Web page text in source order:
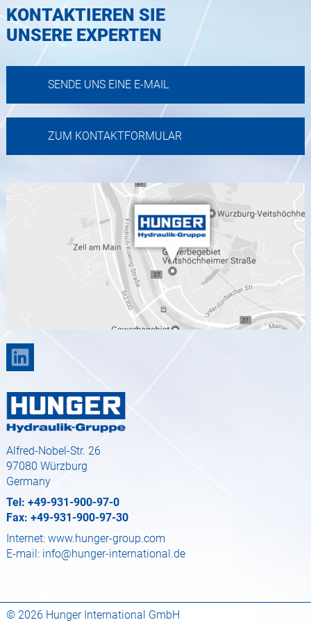
Alfred-Nobel-Str. 26
97080 Würzburg
Germany
Tel: +49-931-900-97-0
Fax: +49-931-900-97-30
Internet: www.hunger-group.com
E-mail: info@hunger-international.de
KONTAKTIEREN SIE
UNSERE EXPERTEN
SENDE UNS EINE E-MAIL
ZUM KONTAKTFORMULAR
© 2026 Hunger International GmbH